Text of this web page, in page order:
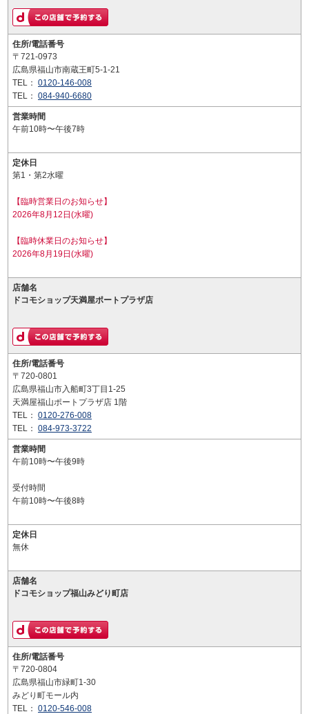
住所/電話番号
〒721-0973
広島県福山市南蔵王町5-1-21
TEL： 0120-146-008
TEL： 084-940-6680
営業時間
午前10時〜午後7時
定休日
第1・第2水曜
【臨時営業日のお知らせ】
2026年8月12日(水曜)
【臨時休業日のお知らせ】
2026年8月19日(水曜)
店舗名
ドコモショップ天満屋ポートプラザ店
住所/電話番号
〒720-0801
広島県福山市入船町3丁目1-25
天満屋福山ポートプラザ店 1階
TEL： 0120-276-008
TEL： 084-973-3722
営業時間
午前10時〜午後9時
受付時間
午前10時〜午後8時
定休日
無休
店舗名
ドコモショップ福山みどり町店
住所/電話番号
〒720-0804
広島県福山市緑町1-30
みどり町モール内
TEL： 0120-546-008